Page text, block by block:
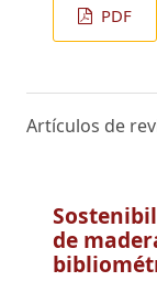
PDF
Artículos de
de